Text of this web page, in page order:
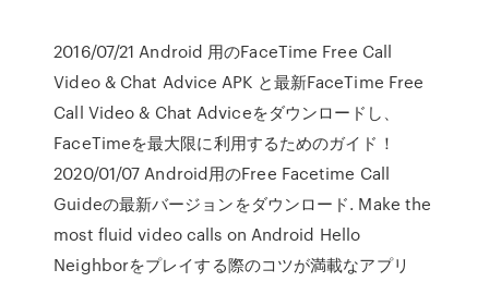
2016/07/21 Android 用のFaceTime Free Call
Video & Chat Advice APK と最新FaceTime Free
Call Video & Chat Adviceをダウンロードし、
FaceTimeを最大限に利用するためのガイド！
2020/01/07 Android用のFree Facetime Call
Guideの最新バージョンをダウンロード. Make the
most fluid video calls on Android Hello
Neighborをプレイする際のコツが満載なアプリ